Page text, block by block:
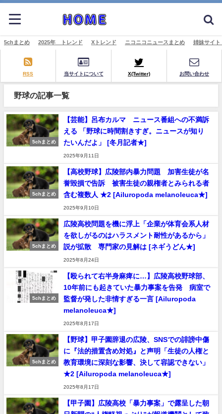
5chまとめ 2025年 トレンド Xトレンド ニコニコニュースまとめ 姉妹サイ
RSS 当サイトについて X(Twitter) お問い合わせ
野球の記事一覧
5chまとめ
【芸能】呂布カルマ ニュース番組への不満訴
える 「野球に時間割きすぎ。ニュースが知り
たいんだよ」 [冬月記者★]
2025年9月11日
5chまとめ
【高校野球】広陵部内暴力問題 加害生徒が名
誉毀損で告訴 被害生徒の親権者とみられる者
含む複数人 ★2 [Ailuropoda melanoleuca★]
2025年9月10日
5chまとめ
広陵高校問題を機に浮上「企業が体育会系人材
を欲しがるのはハラスメント耐性があるから」
説が拡散 専門家の見解は [ネギうどん★]
2025年8月24日
5chまとめ
【殴られて右半身麻痺に…】広陵高校野球部、
10年前にも起きていた暴力事案を告発 病室で
監督が発した非情すぎる一言 [Ailuropoda
melanoleuca★]
2025年8月17日
5chまとめ
【野球】甲子園辞退の広陵、SNSでの誹謗中傷
に『法的措置含め対処』と声明「生徒の人権と
教育環境に深刻な影響、決して容認できない」
★2 [Ailuropoda melanoleuca★]
2025年8月17日
【甲子園】広陵高校「暴力事案」で露呈した朝